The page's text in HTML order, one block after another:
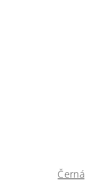
Černá